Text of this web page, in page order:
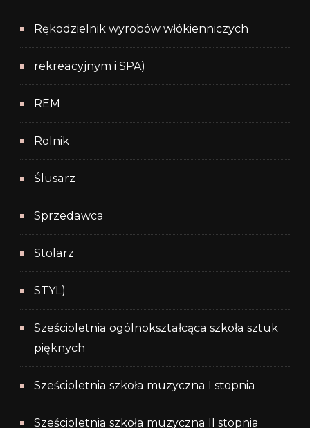
Rękodzielnik wyrobów włókienniczych
rekreacyjnym i SPA)
REM
Rolnik
Ślusarz
Sprzedawca
Stolarz
STYL)
Sześcioletnia ogólnokształcąca szkoła sztuk
pięknych
Sześcioletnia szkoła muzyczna I stopnia
Sześcioletnia szkoła muzyczna II stopnia